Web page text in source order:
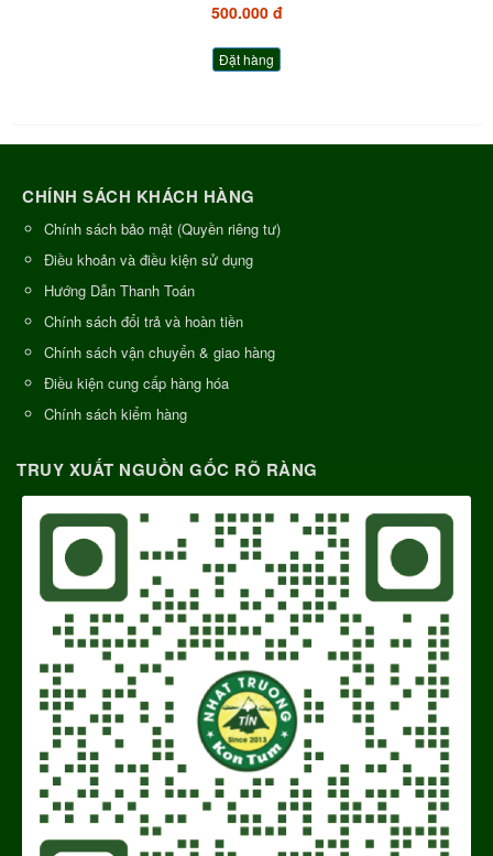
500.000 đ
Đặt hàng
CHÍNH SÁCH KHÁCH HÀNG
Chính sách bảo mật (Quyền riêng tư)
Điều khoản và điều kiện sử dụng
Hướng Dẫn Thanh Toán
Chính sách đổi trả và hoàn tiền
Chính sách vận chuyển & giao hàng
Điều kiện cung cấp hàng hóa
Chính sách kiểm hàng
TRUY XUẤT NGUỒN GỐC RÕ RÀNG